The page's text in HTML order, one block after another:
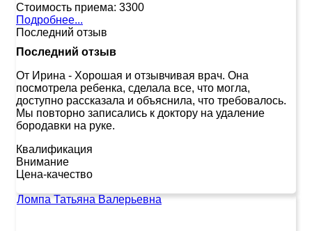
Стоимость приема: 3300
Подробнее...
Последний отзыв
Последний отзыв
От Ирина - Хорошая и отзывчивая врач. Она
посмотрела ребенка, сделала все, что могла,
доступно рассказала и объяснила, что требовалось.
Мы повторно записались к доктору на удаление
бородавки на руке.
Квалификация
Внимание
Цена-качество
Ломпа Татьяна Валерьевна